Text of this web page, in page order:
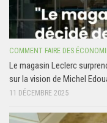
COMMENT FAIRE DES
Le magasin Leclerc
sur la vision de Michel
11 DÉCEMBRE 2025